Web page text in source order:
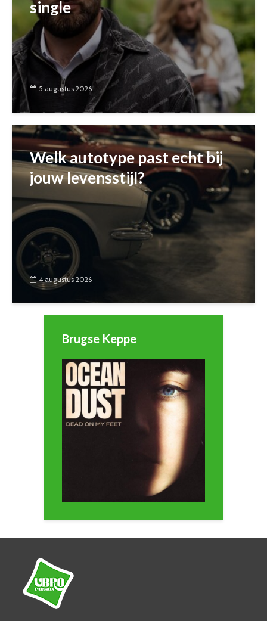
single
5 augustus 2026
Welk autotype past echt bij
jouw levensstijl?
4 augustus 2026
Brugse Keppe